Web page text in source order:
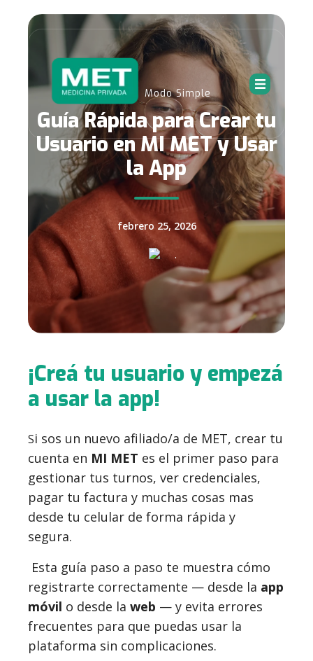
Digital Modo Simple
Guía Rápida para Crear tu
Usuario en MI MET y Usar
la App
febrero 25, 2026
.
¡Creá tu usuario y empezá
a usar la app!
Si sos un nuevo afiliado/a de MET, crear tu
cuenta en MI MET es el primer paso para
gestionar tus turnos, ver credenciales,
pagar tu factura y muchas cosas mas
desde tu celular de forma rápida y
segura.
Esta guía paso a paso te muestra cómo
registrarte correctamente — desde la app
móvil o desde la web — y evita errores
frecuentes para que puedas usar la
plataforma sin complicaciones.